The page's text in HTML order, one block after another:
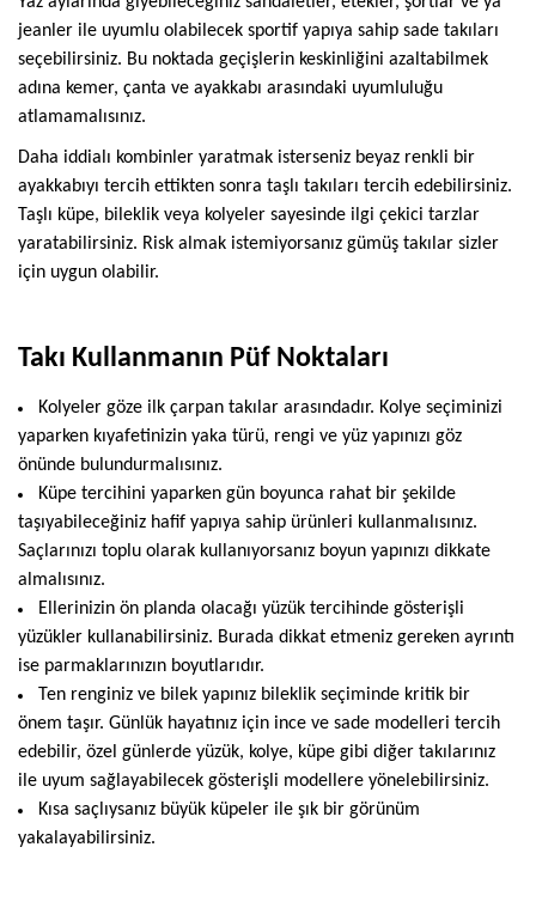
jeanler ile uyumlu olabilecek sportif yapıya sahip sade takıları
seçebilirsiniz. Bu noktada geçişlerin keskinliğini azaltabilmek
adına kemer, çanta ve ayakkabı arasındaki uyumluluğu
atlamamalısınız.
Daha iddialı kombinler yaratmak isterseniz beyaz renkli bir
ayakkabıyı tercih ettikten sonra taşlı takıları tercih edebilirsiniz.
Taşlı küpe, bileklik veya kolyeler sayesinde ilgi çekici tarzlar
yaratabilirsiniz. Risk almak istemiyorsanız gümüş takılar sizler
için uygun olabilir.
Takı Kullanmanın Püf Noktaları
Kolyeler göze ilk çarpan takılar arasındadır. Kolye seçiminizi
yaparken kıyafetinizin yaka türü, rengi ve yüz yapınızı göz
önünde bulundurmalısınız.
Küpe tercihini yaparken gün boyunca rahat bir şekilde
taşıyabileceğiniz hafif yapıya sahip ürünleri kullanmalısınız.
Saçlarınızı toplu olarak kullanıyorsanız boyun yapınızı dikkate
almalısınız.
Ellerinizin ön planda olacağı yüzük tercihinde gösterişli
yüzükler kullanabilirsiniz. Burada dikkat etmeniz gereken ayrıntı
ise parmaklarınızın boyutlarıdır.
Ten renginiz ve bilek yapınız bileklik seçiminde kritik bir
önem taşır. Günlük hayatınız için ince ve sade modelleri tercih
edebilir, özel günlerde yüzük, kolye, küpe gibi diğer takılarınız
ile uyum sağlayabilecek gösterişli modellere yönelebilirsiniz.
Kısa saçlıysanız büyük küpeler ile şık bir görünüm
yakalayabilirsiniz.